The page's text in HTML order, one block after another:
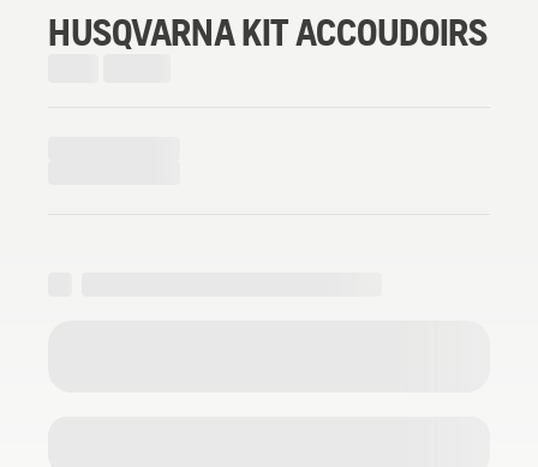
HUSQVARNA KIT ACCOUDOIRS